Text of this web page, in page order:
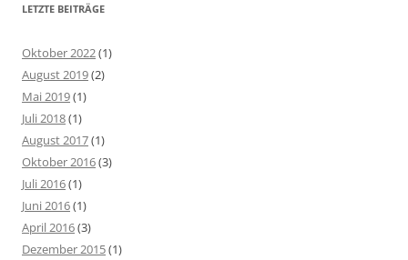
LETZTE BEITRÄGE
Oktober 2022(1)
August 2019(2)
Mai 2019(1)
Juli 2018(1)
August 2017(1)
Oktober 2016(3)
Juli 2016(1)
Juni 2016(1)
April 2016(3)
Dezember 2015(1)